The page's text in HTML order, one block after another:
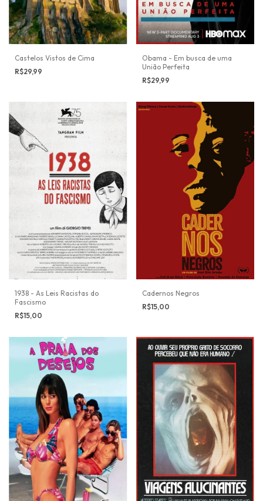
Castelos Vistos de Cima
R$29,99
Obama - Em busca de uma
União Perfeita
R$29,99
1938 - As Leis Racistas do
Fascismo
R$15,00
Cadernos Negros
R$15,00